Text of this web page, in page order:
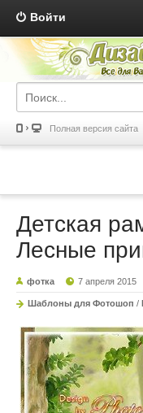
Войти
Полная версия сайта
Детская
Лесные
фотка 7 апреля 2015
Шаблоны для Фотошоп /